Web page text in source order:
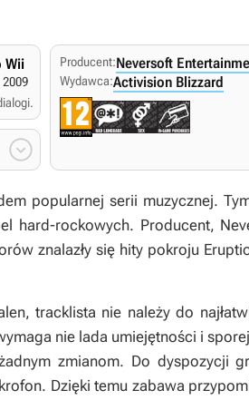
Wii
2009

Producent:Neversoft
Wydawca:Activision Blizzard
popularnej serii muzycznej.
hard-rockowych. Producent,
znalazły się hity pokroju
tracklista nie należy do
nie lada umiejętności i
zmianom. Do dyspozycji
Dzięki temu zabawa